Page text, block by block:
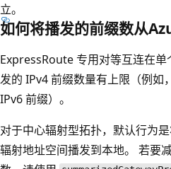
立。
如何将播发的前缀数从
ExpressRoute 专用对等互连在
发的 IPv4 前缀数量有上限（例如
IPv6 前缀）。
对于中心辐射型拓扑，默认行为
辐射地址空间播发到本地。 若要